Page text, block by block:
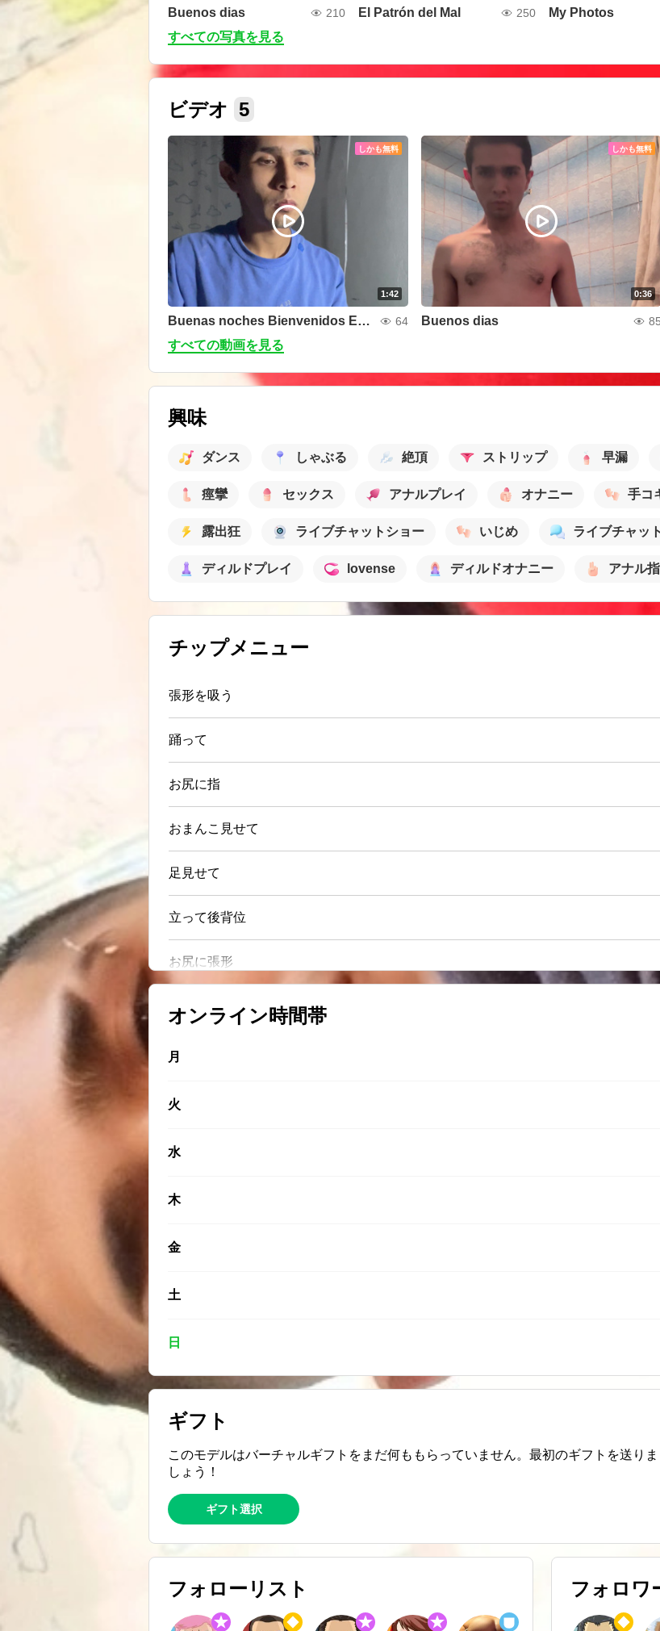
Buenos dias 210 El Patrón del Mal 250 My Photos
すべての写真を見る
ビデオ 5
しかも無料
1:42
Buenas noches Bienvenidos Espero su apoyo 64
しかも無料
0:36
Buenos dias 85
すべての動画を見る
興味
ダンス しゃぶる 絶頂 ストリップ 早漏
痙攣 セックス アナルプレイ オナニー 手コ
露出狂 ライブチャットショー いじめ ライブチャット
ディルドプレイ lovense ディルドオナニー アナル
チップメニュー
張形を吸う
踊って
お尻に指
おまんこ見せて
足見せて
立って後背位
お尻に張形
オンライン時間帯
月
火
水
木
金
土
日
ギフト
このモデルはバーチャルギフトをまだ何ももらっていません。最初のギフトを送りま
しょう！
ギフト選択
フォローリスト フォロワ